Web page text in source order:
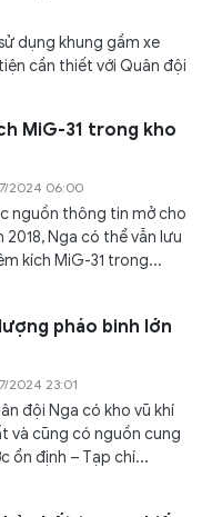
dụng khung gầm xe
cần thiết với Quân đội
MiG-31 trong kho
2024 06:00
nguồn thông tin mở cho
2018, Nga có thể vẫn lưu
kích MiG-31 trong...
pháo binh lớn
2024 23:01
đội Nga có kho vũ khí
và cũng có nguồn cung
ổn định – Tạp chí...